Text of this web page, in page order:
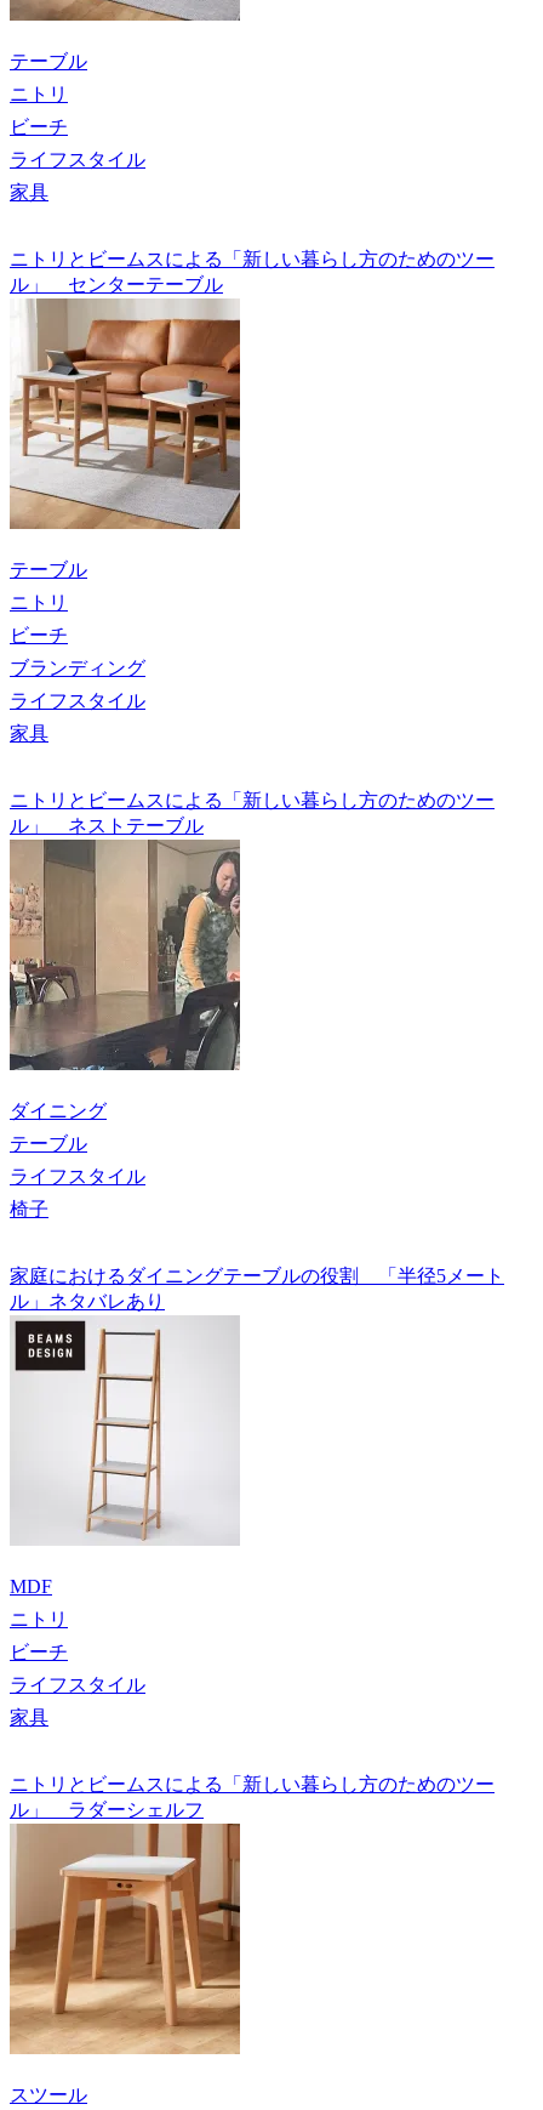
テーブル
ニトリ
ビーチ
ライフスタイル
家具
ニトリとビームスによる「新しい暮らし方のためのツー
ル」 センターテーブル
テーブル
ニトリ
ビーチ
ブランディング
ライフスタイル
家具
ニトリとビームスによる「新しい暮らし方のためのツー
ル」 ネストテーブル
ダイニング
テーブル
ライフスタイル
椅子
家庭におけるダイニングテーブルの役割 「半径5メート
ル」ネタバレあり
MDF
ニトリ
ビーチ
ライフスタイル
家具
ニトリとビームスによる「新しい暮らし方のためのツー
ル」 ラダーシェルフ
スツール